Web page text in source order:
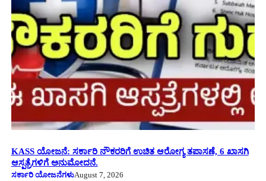
KASS ಯೋಜನೆ: ಸರ್ಕಾರಿ ನೌಕರರಿಗೆ ಉಚಿತ ಆರೋಗ್ಯ ತಪಾಸಣೆ, 6 ಖಾಸಗಿ
ಆಸ್ಪತ್ರೆಗಳಿಗೆ ಅನುಮೋದನೆ.
ಸರ್ಕಾರಿ ಯೋಜನೆಗಳುAugust 7, 2026